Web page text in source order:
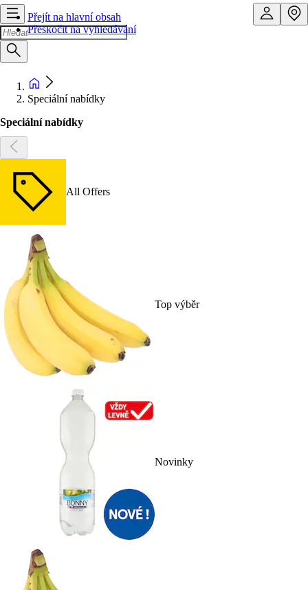
Přejít na hlavní obsah
Přeskočit na vyhledávání
Speciální nabídky
Speciální nabídky
All Offers
Top výběr
Novinky